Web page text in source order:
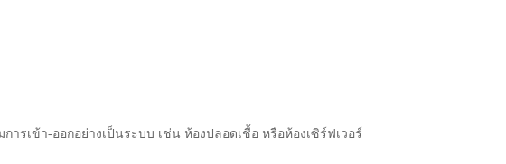
รเข้า-ออกอย่างเป็นระบบ เช่น ห้องปลอดเชื้อ หรือห้องเซิร์ฟเวอร์